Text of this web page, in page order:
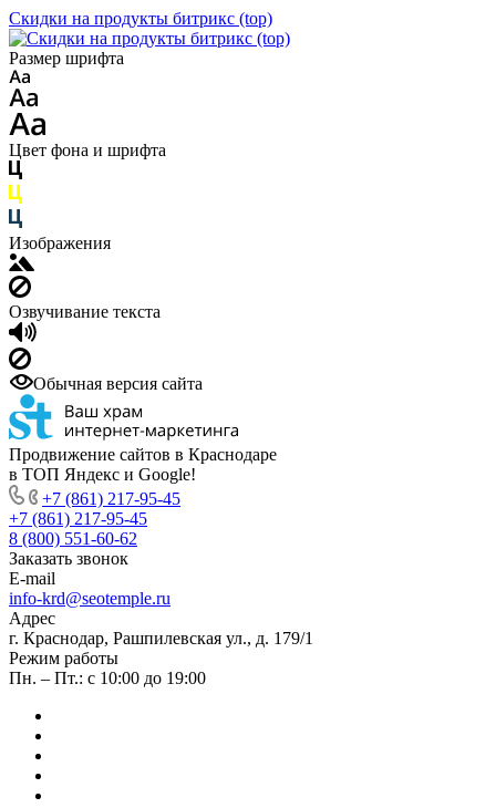
Скидки на продукты битрикс (top)
Размер шрифта
Цвет фона и шрифта
Изображения
Озвучивание текста
Обычная версия сайта
Продвижение сайтов в Краснодаре
в ТОП Яндекс и Google!
+7 (861) 217-95-45
+7 (861) 217-95-45
8 (800) 551-60-62
Заказать звонок
E-mail
info-krd@seotemple.ru
Адрес
г. Краснодар, Рашпилевская ул., д. 179/1
Режим работы
Пн. – Пт.: с 10:00 до 19:00